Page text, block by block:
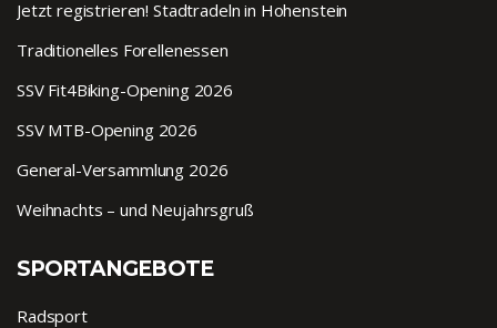
Jetzt registrieren! Stadtradeln in Hohenstein
Traditionelles Forellenessen
SSV Fit4Biking-Opening 2026
SSV MTB-Opening 2026
General-Versammlung 2026
Weihnachts – und Neujahrsgruß
SPORTANGEBOTE
Radsport